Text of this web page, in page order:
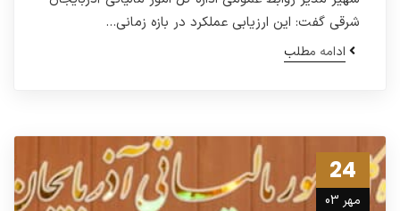
شرقی گفت: این ارزیابی عملکرد در بازه زمانی…
ادامه مطلب
24
مهر 03